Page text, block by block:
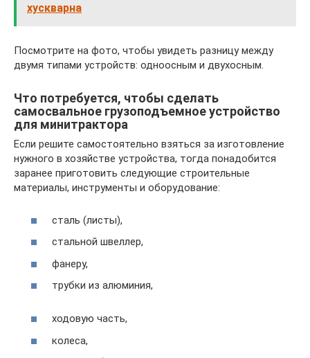
хускварна
Посмотрите на фото, чтобы увидеть разницу между
двумя типами устройств: одноосным и двухосным.
Что потребуется, чтобы сделать
самосвальное грузоподъемное устройство
для минитрактора
Если решите самостоятельно взяться за изготовление
нужного в хозяйстве устройства, тогда понадобится
заранее приготовить следующие строительные
материалы, инструменты и оборудование:
сталь (листы),
стальной швеллер,
фанеру,
трубки из алюминия,
ходовую часть,
колеса,